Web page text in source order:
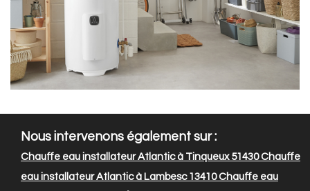
Nous intervenons également sur :
Chauffe eau installateur Atlantic à Tinqueux 51430Chauffe
eau installateur Atlantic à Lambesc 13410Chauffe eau